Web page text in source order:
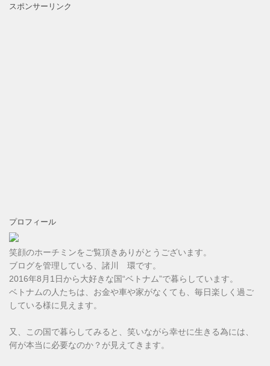
スポンサーリンク
プロフィール
笑顔のホーチミンをご覧頂きありがとうございます。
ブログを管理している、諸川 環です。
2016年8月1日から大好きな国“ベトナム”で暮らしています。
ベトナムの人たちは、お金や車や家がなくても、毎日楽しく過ご
している様に見えます。
又、この国で暮らしてみると、笑いながら幸せに生きる為には、
何が本当に必要なのか？が見えてきます。